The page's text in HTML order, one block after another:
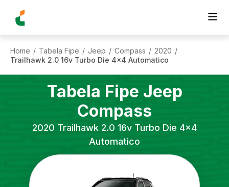
Home / Tabela Fipe / Jeep / Compass / 2020 /
Trailhawk 2.0 16v Turbo Die 4x4 Automatico
Tabela Fipe Jeep
Compass
2020 Trailhawk 2.0 16v Turbo Die 4x4
Automatico